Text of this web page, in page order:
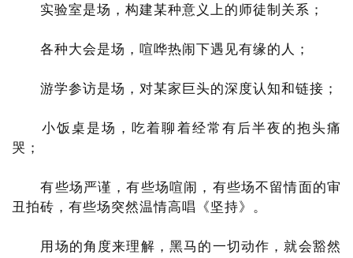
实验室是场，构建某种意义上的师徒制关系；
各种大会是场，喧哗热闹下遇见有缘的人；
游学参访是场，对某家巨头的深度认知和链接；
小饭桌是场，吃着聊着经常有后半夜的抱头痛
哭；
有些场严谨，有些场喧闹，有些场不留情面的审
丑拍砖，有些场突然温情高唱《坚持》。
用场的角度来理解，黑马的一切动作，就会豁然